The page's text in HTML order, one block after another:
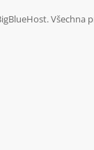
Všechna